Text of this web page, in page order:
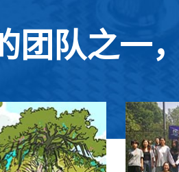
队之一，